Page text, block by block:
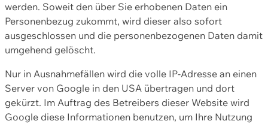
werden. Soweit den über Sie erhobenen Daten ein
Personenbezug zukommt, wird dieser also sofort
ausgeschlossen und die personenbezogenen Daten damit
umgehend gelöscht.
Nur in Ausnahmefällen wird die volle IP-Adresse an einen
Server von Google in den USA übertragen und dort
gekürzt. Im Auftrag des Betreibers dieser Website wird
Google diese Informationen benutzen, um Ihre Nutzung